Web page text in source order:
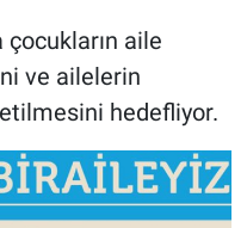
çocukların aile
ve ailelerin
hedefliyor.